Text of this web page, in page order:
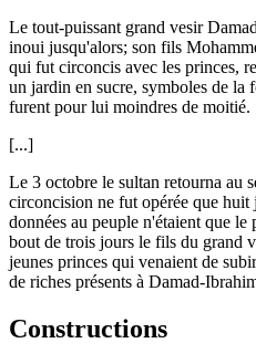
Le tout-puissant grand vesir
inoui jusqu'alors; son fils
qui fut circoncis avec les princes,
un jardin en sucre, symboles de la
furent pour lui moindres de moitié.
[...]
Le 3 octobre le sultan retourna au
circoncision ne fut opérée que huit
données au peuple n'étaient que
bout de trois jours le fils du grand
jeunes princes qui venaient de
de riches présents à Damad-
Constructions